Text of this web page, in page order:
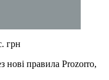
грн
нові правила Prozorro,